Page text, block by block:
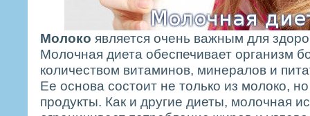
Молоко является очень важным для
Молочная диета обеспечивает организм
количеством витаминов, минералов и
Ее основа состоит не только из молоко,
продукты. Как и другие диеты, молочная